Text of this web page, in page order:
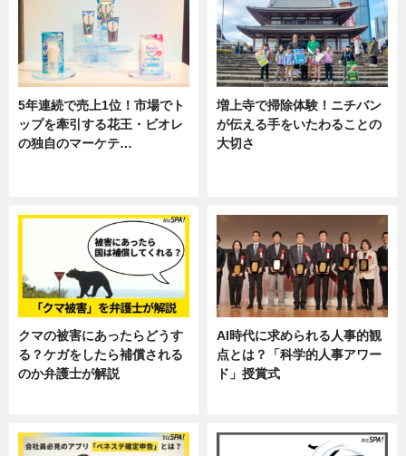
5年連続で売上1位！市場でト
ップを牽引する花王・ビオレ
の独自のマーケテ…
増上寺で掃除体験！ニチバン
が伝える手をいたわることの
大切さ
クマの被害にあったらどうす
る？ケガをしたら補償される
のか弁護士が解説
AI時代に求められる人事的観
点とは？「科学的人事アワー
ド」授賞式